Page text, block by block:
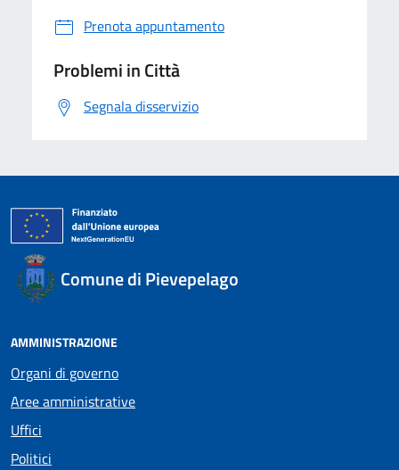
Prenota appuntamento
Problemi in Città
Segnala disservizio
Comune di Pievepelago
AMMINISTRAZIONE
Organi di governo
Aree amministrative
Uffici
Politici